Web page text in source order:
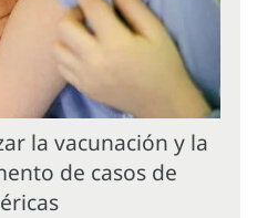
la vacunación y la
de casos de